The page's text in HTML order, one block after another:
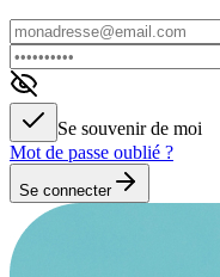
Se souvenir de moi
Mot de passe oublié ?
Se connecter